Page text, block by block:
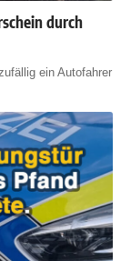
durch
ein Autofahrer